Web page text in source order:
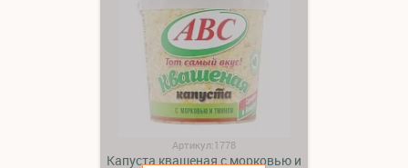
Артикул:1778
Капуста квашеная с морковью и